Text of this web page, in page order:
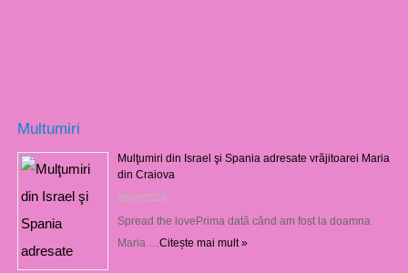
Multumiri
Mulţumiri din Israel şi Spania adresate vrăjitoarei Maria
din Craiova
08/08/2026
Spread the lovePrima dată când am fost la doamna
Maria … Citește mai mult »